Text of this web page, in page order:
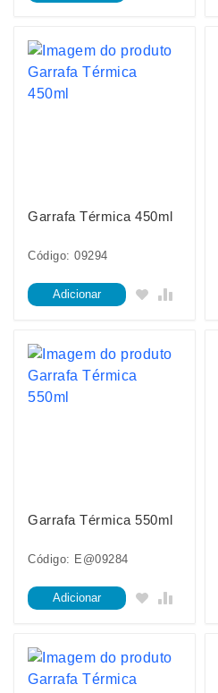
Garrafa Térmica 450ml
Código: 09294
Adicionar
Garrafa Térmica 550ml
Código: E@09284
Adicionar